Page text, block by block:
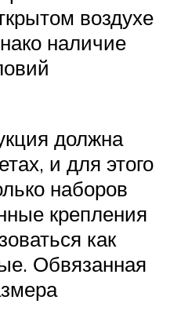
воздухе
наличие
должна
и для этого
наборов
крепления
как
Обвязанная